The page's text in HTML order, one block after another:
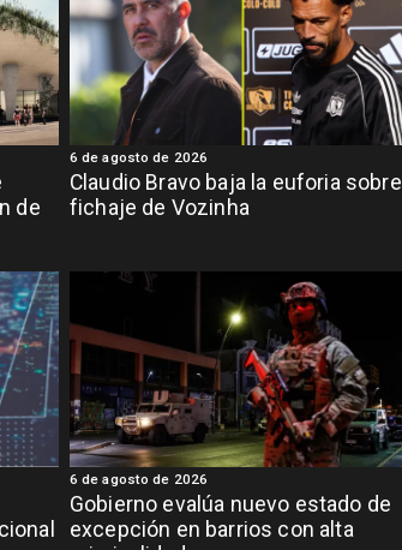
de
Claudio Bravo baja la euforia sobre
fichaje de Vozinha
6 de agosto de 2026
Gobierno evalúa nuevo estado de
excepción en barrios con alta
6 de agosto de 2026